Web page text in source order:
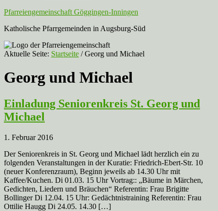
Pfarreiengemeinschaft Göggingen-Inningen
Katholische Pfarrgemeinden in Augsburg-Süd
Aktuelle Seite: Startseite /Georg und Michael
Georg und Michael
Einladung Seniorenkreis St. Georg und
Michael
1. Februar 2016
Der Seniorenkreis in St. Georg und Michael lädt herzlich ein zu
folgenden Veranstaltungen in der Kuratie: Friedrich-Ebert-Str. 10
(neuer Konferenzraum), Beginn jeweils ab 14.30 Uhr mit
Kaffee/Kuchen. Di 01.03. 15 Uhr Vortrag:: „Bäume in Märchen,
Gedichten, Liedern und Bräuchen“ Referentin: Frau Brigitte
Bollinger Di 12.04. 15 Uhr: Gedächtnistraining Referentin: Frau
Ottilie Haugg Di 24.05. 14.30 […]